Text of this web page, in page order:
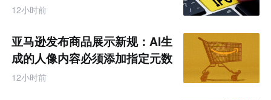
12小时前
亚马逊发布商品展示新规：AI生
成的人像内容必须添加指定元数
据
12小时前